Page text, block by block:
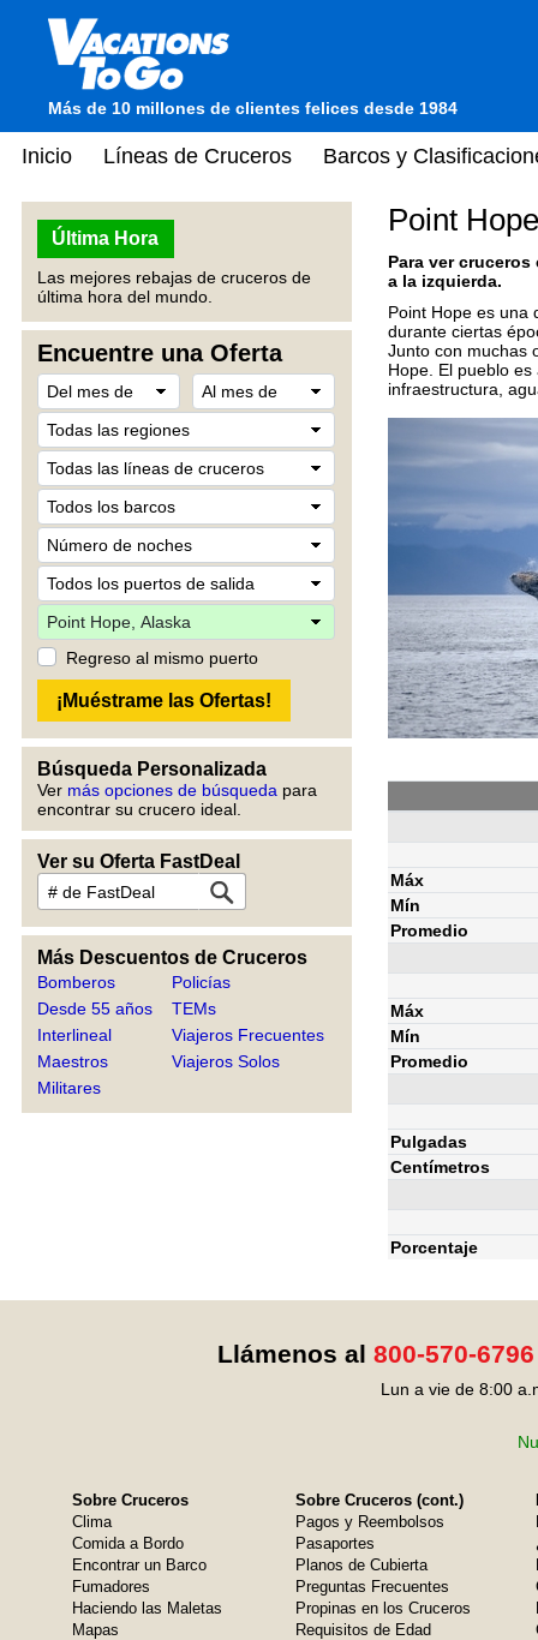
Más de 10 millones de clientes felices desde 1984
Inicio Líneas de Cruceros Barcos y
Última Hora
Las mejores rebajas de cruceros de
última hora del mundo.
Encuentre una Oferta
Regreso al mismo puerto
Búsqueda Personalizada
Ver más opciones de búsqueda para
encontrar su crucero ideal.
Ver su Oferta FastDeal
Más Descuentos de Cruceros
Bomberos
Desde 55 años
Interlineal
Maestros
Militares
Policías
TEMs
Viajeros Frecuentes
Viajeros Solos
Point
Para ver
a la izquierda.
Point Hope es una
durante ciertas
Junto con muchas
Hope. El pueblo
infraestructura,
Máx
Mín
Promedio
Máx
Mín
Promedio
Pulgadas
Centímetros
Porcentaje
Llámenos al 800-570-6796
Lun a vie de 8:00
Sobre Cruceros
Clima
Comida a Bordo
Encontrar un Barco
Fumadores
Haciendo las Maletas
Mapas
Sobre Cruceros (cont.)
Pagos y Reembolsos
Pasaportes
Planos de Cubierta
Preguntas Frecuentes
Propinas en los Cruceros
Requisitos de Edad